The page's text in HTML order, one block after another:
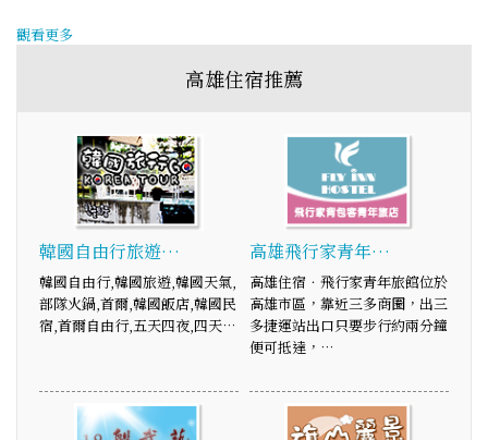
觀看更多
高雄住宿推薦
韓國自由行旅遊…
韓國自由行,韓國旅遊,韓國天氣,
部隊火鍋,首爾,韓國飯店,韓國民
宿,首爾自由行,五天四夜,四天…
高雄飛行家青年…
高雄住宿．飛行家青年旅館位於
高雄市區，靠近三多商圈，出三
多捷運站出口只要步行約兩分鐘
便可抵達，…